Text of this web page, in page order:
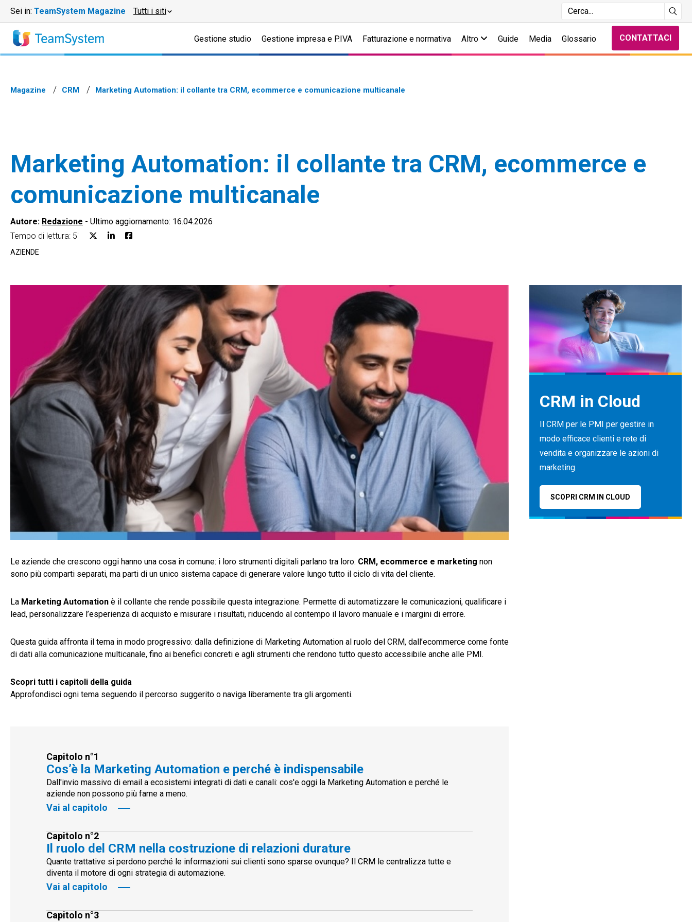
Sei in: TeamSystem Magazine Tutti i siti
Gestione studio Gestione impresa e P.IVA Fatturazione e normativa Altro Guide Media Glossario CONTATTACI
Magazine CRM Marketing Automation: il collante tra CRM, ecommerce e comunicazione multicanale
Marketing Automation: il collante tra CRM, ecommerce e
comunicazione multicanale
Autore: Redazione - Ultimo aggiornamento: 16.04.2026
Tempo di lettura: 5'
AZIENDE
Le aziende che crescono oggi hanno una cosa in comune: i loro strumenti digitali parlano tra loro. CRM, ecommerce e marketing non
sono più comparti separati, ma parti di un unico sistema capace di generare valore lungo tutto il ciclo di vita del cliente.
La Marketing Automation è il collante che rende possibile questa integrazione. Permette di automatizzare le comunicazioni, qualificare i
lead, personalizzare l’esperienza di acquisto e misurare i risultati, riducendo al contempo il lavoro manuale e i margini di errore.
Questa guida affronta il tema in modo progressivo: dalla definizione di Marketing Automation al ruolo del CRM, dall’ecommerce come fonte
di dati alla comunicazione multicanale, fino ai benefici concreti e agli strumenti che rendono tutto questo accessibile anche alle PMI.
Scopri tutti i capitoli della guida
Approfondisci ogni tema seguendo il percorso suggerito o naviga liberamente tra gli argomenti.
Capitolo n°1
Cos’è la Marketing Automation e perché è indispensabile
Dall'invio massivo di email a ecosistemi integrati di dati e canali: cos'e oggi la Marketing Automation e perché le
aziende non possono più farne a meno.
Vai al capitolo
Capitolo n°2
Il ruolo del CRM nella costruzione di relazioni durature
Quante trattative si perdono perché le informazioni sui clienti sono sparse ovunque? Il CRM le centralizza tutte e
diventa il motore di ogni strategia di automazione.
Vai al capitolo
Capitolo n°3
CRM in Cloud
Il CRM per le PMI per gestire in
modo efficace clienti e rete di
vendita e organizzare le azioni di
marketing.
SCOPRI CRM IN CLOUD